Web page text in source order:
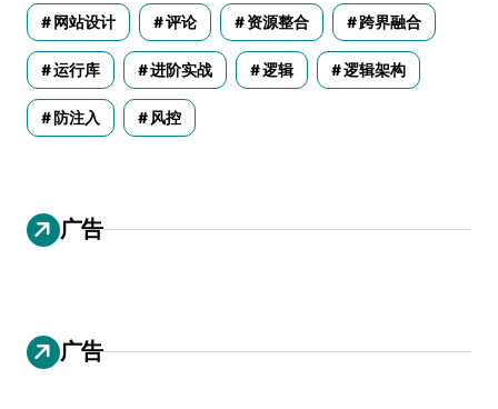
网站设计 评论 资源整合 跨界融合
运行库 进阶实战 逻辑 逻辑架构
防注入 风控
广告
广告